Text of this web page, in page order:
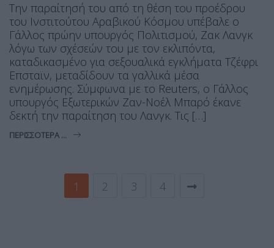
Την παραίτησή του από τη θέση του προέδρου
του Ινστιτούτου Αραβικού Κόσμου υπέβαλε ο
Γάλλος πρώην υπουργός Πολιτισμού, Ζακ Λανγκ
λόγω των σχέσεών του με τον εκλιπόντα,
καταδικασμένο για σεξουαλικά εγκλήματα Τζέφρι
Επσταϊν, μεταδίδουν τα γαλλικά μέσα
ενημέρωσης. Σύμφωνα με το Reuters, o Γάλλος
υπουργός Εξωτερικών Ζαν-Νοέλ Μπαρό έκανε
δεκτή την παραίτηση του Λανγκ. Τις […]
ΠΕΡΙΣΣΌΤΕΡΑ ...
1 2 3 4